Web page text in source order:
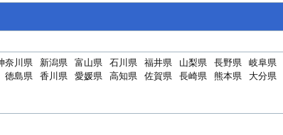
奈川県 新潟県 富山県 石川県 福井県 山梨県 長野県 岐阜県
徳島県 香川県 愛媛県 高知県 佐賀県 長崎県 熊本県 大分県